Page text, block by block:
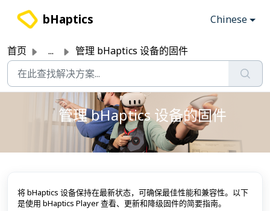
bHaptics Chinese
首页 ... 管理 bHaptics 设备的固件
管理 bHaptics 设备的固件
将 bHaptics 设备保持在最新状态，可确保最佳性能和兼容性。以下
是使用 bHaptics Player 查看、更新和降级固件的简要指南。